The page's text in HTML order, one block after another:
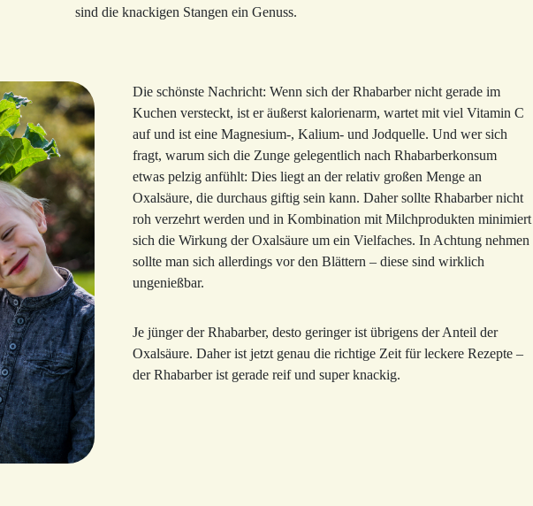
sind die knackigen Stangen ein Genuss.
Die schönste Nachricht: Wenn sich der Rhabarber nicht gerade im
Kuchen versteckt, ist er äußerst kalorienarm, wartet mit viel Vitamin C
auf und ist eine Magnesium-, Kalium- und Jodquelle. Und wer sich
fragt, warum sich die Zunge gelegentlich nach Rhabarberkonsum
etwas pelzig anfühlt: Dies liegt an der relativ großen Menge an
Oxalsäure, die durchaus giftig sein kann. Daher sollte Rhabarber nicht
roh verzehrt werden und in Kombination mit Milchprodukten minimiert
sich die Wirkung der Oxalsäure um ein Vielfaches. In Achtung nehmen
sollte man sich allerdings vor den Blättern – diese sind wirklich
ungenießbar.
Je jünger der Rhabarber, desto geringer ist übrigens der Anteil der
Oxalsäure. Daher ist jetzt genau die richtige Zeit für leckere Rezepte –
der Rhabarber ist gerade reif und super knackig.